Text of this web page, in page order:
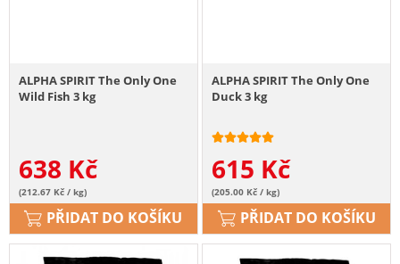
ALPHA SPIRIT The Only One
Wild Fish 3 kg
638 Kč
(212.67 Kč / kg)
PŘIDAT DO KOŠÍKU
ALPHA SPIRIT The Only One
Duck 3 kg
615 Kč
(205.00 Kč / kg)
PŘIDAT DO KOŠÍKU